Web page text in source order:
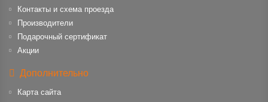
Контакты и схема проезда
Производители
Подарочный сертификат
Акции
Дополнительно
Карта сайта